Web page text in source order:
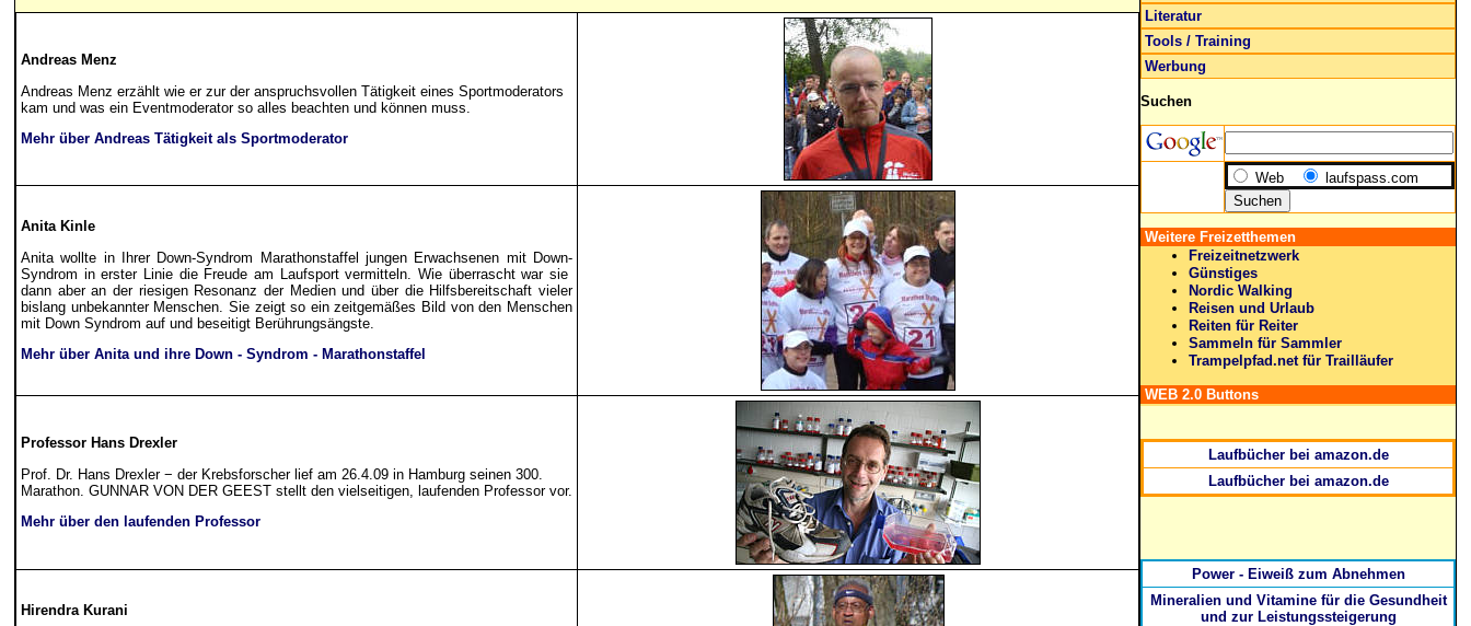
Andreas Menz
Andreas Menz erzählt wie er zur der anspruchsvollen Tätigkeit eines Sportmoderators
kam und was ein Eventmoderator so alles beachten und können muss.
Mehr über Andreas Tätigkeit als Sportmoderator
Anita Kinle
Anita wollte in Ihrer Down-Syndrom Marathonstaffeljungen Erwachsenen mit Down-
Syndrom in erster Linie die Freude am Laufsport vermitteln. Wie überrascht war sie
dann aber an der riesigen Resonanz der Medien und über die Hilfsbereitschaft vieler
bislang unbekannter Menschen. Sie zeigt so ein zeitgemäßes Bild von den Menschen
mit Down Syndrom auf und beseitigt Berührungsängste.
Mehr über Anita und ihre Down - Syndrom - Marathonstaffel
Professor Hans Drexler
Prof. Dr. Hans Drexler − der Krebsforscher lief am 26.4.09 in Hamburg seinen 300.
Marathon. GUNNAR VON DER GEEST stellt den vielseitigen, laufenden Professor vor.
Mehr über den laufenden Professor
Hirendra Kurani
Literatur
Tools / Training
Werbung
Suchen
Web laufspass.com
Weitere Freizetthemen
Freizeitnetzwerk
Günstiges
Nordic Walking
Reisen und Urlaub
Reiten für Reiter
Sammeln für Sammler
Trampelpfad.net für Trailläufer
WEB 2.0 Buttons
Laufbücher bei amazon.de
Laufbücher bei amazon.de
Power - Eiweiß zum Abnehmen
Mineralien und Vitamine für die Gesundheit
und zur Leistungssteigerung